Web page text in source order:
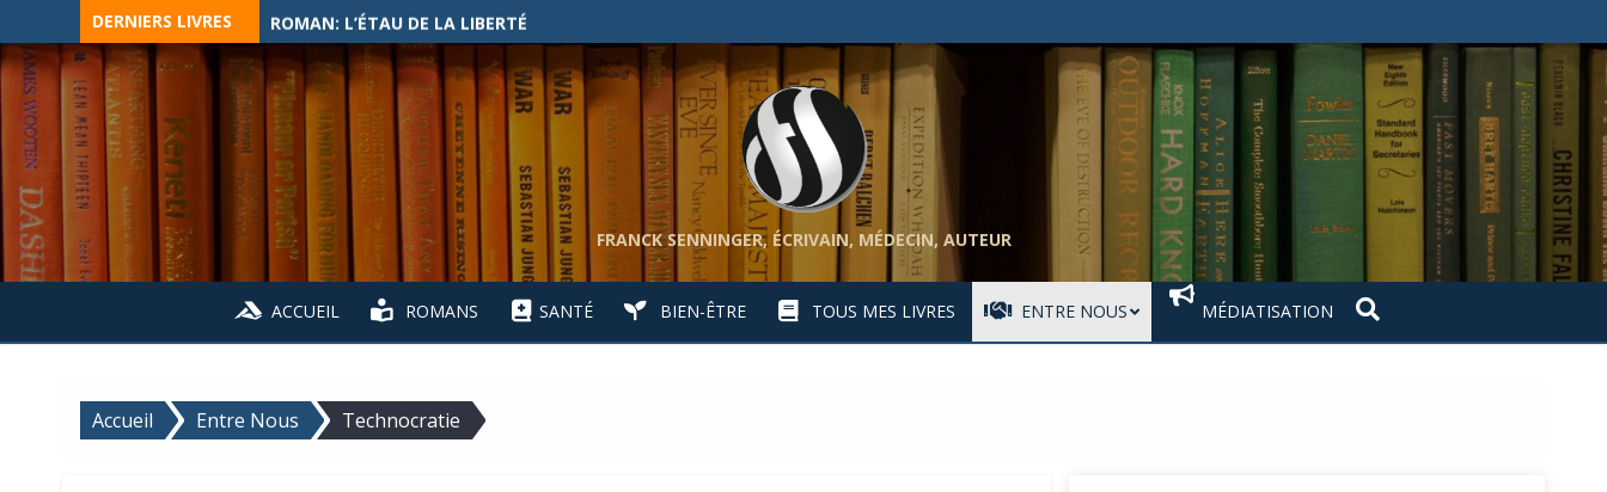
to
content
DERNIERS LIVRES ROMAN: L’ÉTAU DE LA LIBERTÉ
FRANCK SENNINGER, ÉCRIVAIN, MÉDECIN, AUTEUR
ACCUEIL ROMANS SANTÉ BIEN-ÊTRE TOUS MES LIVRES ENTRE NOUS MÉDIATISATION
Accueil Entre Nous Technocratie